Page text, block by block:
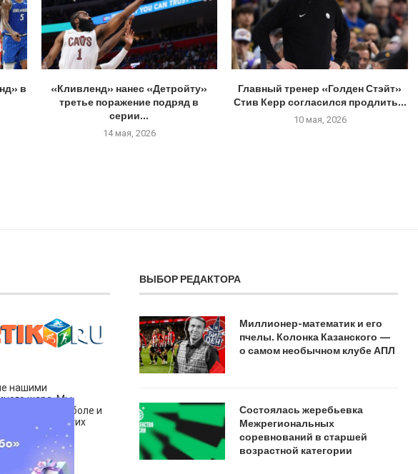
в
«Кливленд» нанес «Детройту»
третье поражение подряд в
серии...
14 мая, 2026
Главный тренер «Голден Стэйт»
Стив Керр согласился продлить...
10 мая, 2026
нашими
шара. Мы
баскетболе и
о других
ВЫБОР РЕДАКТОРА
Миллионер-математик и его
пчелы. Колонка Казанского —
о самом необычном клубе АПЛ
Состоялась жеребьевка
Межрегиональных
соревнований в старшей
возрастной категории